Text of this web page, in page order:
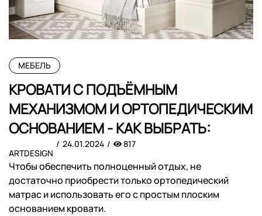
МЕБЕЛЬ
КРОВАТИ С ПОДЪЁМНЫМ
МЕХАНИЗМОМ И ОРТОПЕДИЧЕСКИМ
ОСНОВАНИЕМ - КАК ВЫБРАТЬ:
ARTDESIGN
24.01.2024 817
Чтобы обеспечить полноценный отдых, не
достаточно приобрести только ортопедический
матрас и использовать его с простым плоским
основанием кровати.